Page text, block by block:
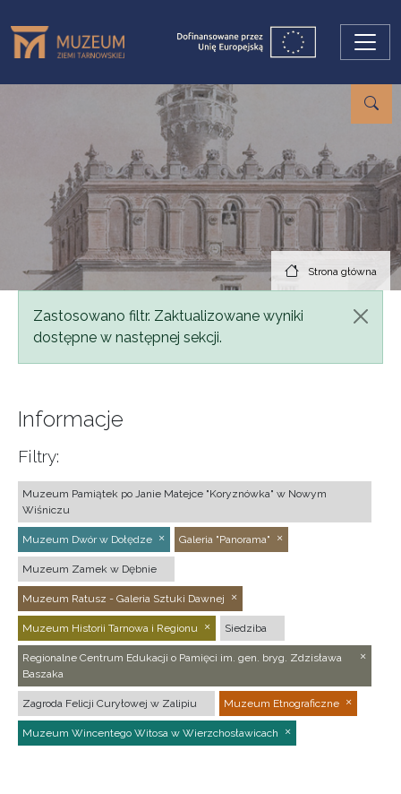
Strona główna
Komunikat
Zastosowano filtr. Zaktualizowane wyniki
dostępne w następnej sekcji.
Informacje
Filtry:
Muzeum Pamiątek po Janie Matejce "Koryznówka" w Nowym
Wiśniczu
Muzeum Dwór w Dołędze Galeria "Panorama"
Muzeum Zamek w Dębnie
Muzeum Ratusz - Galeria Sztuki Dawnej
Muzeum Historii Tarnowa i Regionu Siedziba
Regionalne Centrum Edukacji o Pamięci im. gen. bryg. Zdzisława
Baszaka
Zagroda Felicji Curyłowej w Zalipiu Muzeum Etnograficzne
Muzeum Wincentego Witosa w Wierzchosławicach